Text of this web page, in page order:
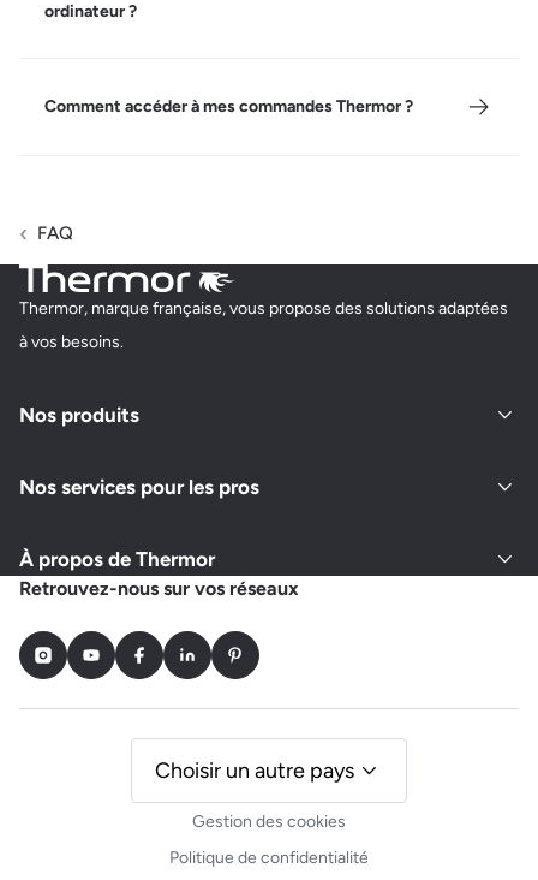
ordinateur ?
Comment accéder à mes commandes Thermor ?
FAQ
Thermor, marque française, vous propose des solutions adaptées
à vos besoins.
Nos produits
Nos services pour les pros
À propos de Thermor
Retrouvez-nous sur vos réseaux
InstagramYoutubeFacebookLinkedInPinterest
Gestion des cookies
Politique de confidentialité
Choisir un autre pays